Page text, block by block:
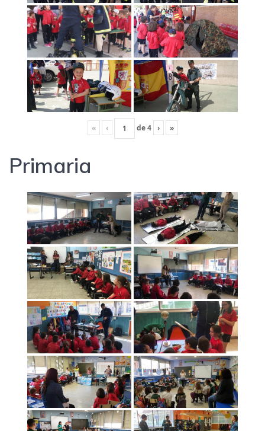
« ‹ de4 › »
Primaria